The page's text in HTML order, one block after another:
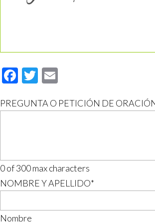
Facebook
Twitter
PREGUNTA O PETICIÓN DE
0 of 300 max characters
NOMBRE Y APELLIDO*
Nombre